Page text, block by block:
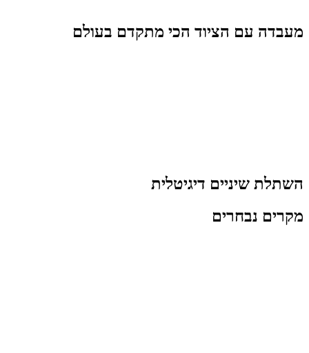
מעבדה עם הציוד הכי מתקדם בעולם
השתלת שיניים דיגיטלית
מקרים נבחרים